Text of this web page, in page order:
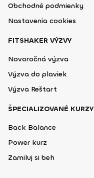
Obchodné podmienky
Nastavenia cookies
FITSHAKER VÝZVY
Novoročná výzva
Výzva do plaviek
Výzva Reštart
ŠPECIALIZOVANÉ KURZY
Back Balance
Power kurz
Zamiluj si beh